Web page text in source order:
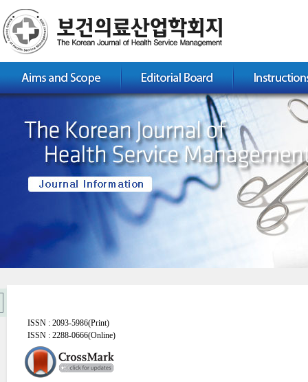
ISSN : 2093-5986(Print)
ISSN : 2288-0666(Online)